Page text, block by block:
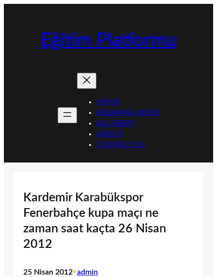
Eğitim Platformu
HOME
BREAKING NEWS
ALL NEWS
ABOUT
CONTACT US
Kardemir Karabükspor
Fenerbahçe kupa maçı ne
zaman saat kaçta 26 Nisan
2012
25 Nisan 2012•admin